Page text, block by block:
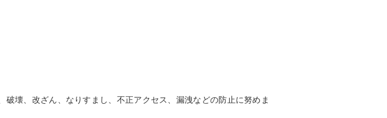
壊、改ざん、なりすまし、不正アクセス、漏洩などの防止に努めま